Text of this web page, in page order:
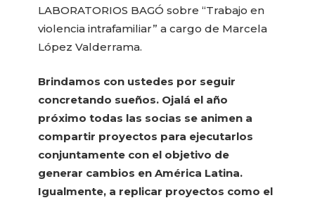
LABORATORIOS BAGÓ sobre “Trabajo en
violencia intrafamiliar” a cargo de Marcela
López Valderrama.
Brindamos con ustedes por seguir
concretando sueños. Ojalá el año
próximo todas las socias se animen a
compartir proyectos para ejecutarlos
conjuntamente con el objetivo de
generar cambios en América Latina.
Igualmente, a replicar proyectos como el